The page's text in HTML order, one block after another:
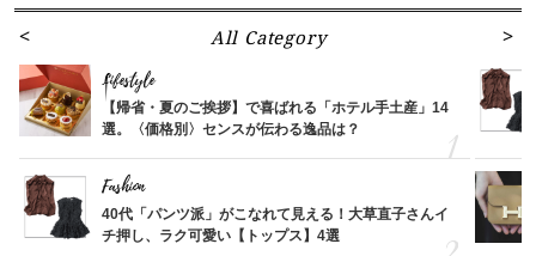
All Category
Lifestyle
【帰省・夏のご挨拶】で喜ばれる「ホテル手土産」14
選。〈価格別〉センスが伝わる逸品は？
Fashion
40代「パンツ派」がこなれて見える！大草直子さんイ
チ押し、ラク可愛い【トップス】4選